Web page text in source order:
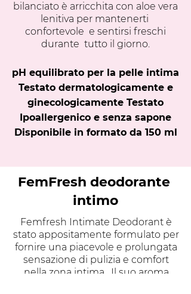
bilanciato è arricchita con aloe vera
lenitiva per mantenerti
confortevole e sentirsi freschi
durante tutto il giorno.
pH equilibrato per la pelle intima
Testato dermatologicamente e
ginecologicamente Testato
Ipoallergenico e senza sapone
Disponibile in formato da 150 ml
FemFresh deodorante
intimo
Femfresh Intimate Deodorant è
stato appositamente formulato per
fornire una piacevole e prolungata
sensazione di pulizia e comfort
nella zona intima.
Il suo aroma